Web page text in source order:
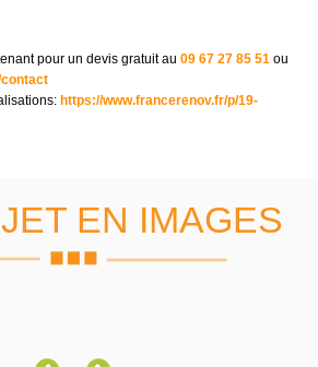
pour un devis gratuit au 09 67 27 85 51 ou
https://www.francerenov.fr/p/19-
EN IMAGES